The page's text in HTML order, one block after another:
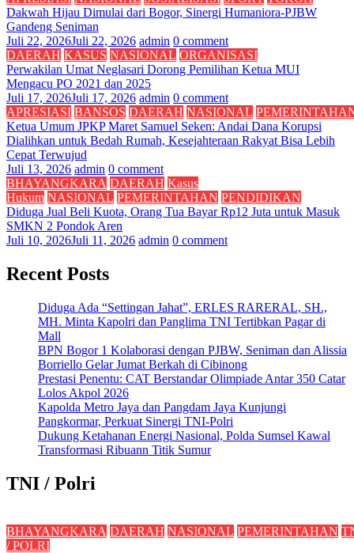
Dakwah Hijau Dimulai dari Bogor, Sinergi Humaniora-PJBW
Gandeng Seniman
Juli 22, 2026Juli 22, 2026 admin 0 comment
DAERAH KASUS NASIONAL ORGANISASI
Perwakilan Umat Neglasari Dorong Pemilihan Ketua MUI
Mengacu PO 2021 dan 2025
Juli 17, 2026Juli 17, 2026 admin 0 comment
APRESIASI BANSOS DAERAH NASIONAL
Ketua Umum JPKP Maret Samuel Seken: Andai Dana Korupsi
Dialihkan untuk Bedah Rumah, Kesejahteraan Rakyat Bisa Lebih
Cepat Terwujud
Juli 13, 2026 admin 0 comment
BHAYANGKARA DAERAH Kasus
Hukum NASIONAL PEMERINTAHAN PENDIDIKAN
Diduga Jual Beli Kuota, Orang Tua Bayar Rp12 Juta untuk Masuk
SMKN 2 Pondok Aren
Juli 10, 2026Juli 11, 2026 admin 0 comment
Recent Posts
Diduga Ada “Settingan Jahat”, ERLES RARERAL, SH.,
MH. Minta Kapolri dan Panglima TNI Tertibkan Pagar di
Mall
BPN Bogor 1 Kolaborasi dengan PJBW, Seniman dan Alissia
Borriello Gelar Jumat Berkah di Cibinong
Prestasi Penentu: CAT Berstandar Olimpiade Antar 350 Catar
Lolos Akpol 2026
Kapolda Metro Jaya dan Pangdam Jaya Kunjungi
Pangkormar, Perkuat Sinergi TNI-Polri
Dukung Ketahanan Energi Nasional, Polda Sumsel Kawal
Transformasi Ribuann Titik Sumur
TNI / Polri
BHAYANGKARA DAERAH NASIONAL PEMERINTAHAN
/ POLRI